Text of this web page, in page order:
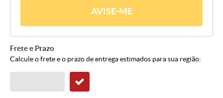
AVISE-ME
Frete e Prazo
Calcule o frete e o prazo de entrega estimados para sua região: